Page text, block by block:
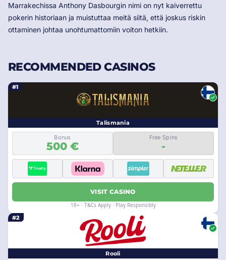
Marrakechissa Anthony Dasbourgin nimi on nyt kaiverrettu
pokerin historiaan ja muistuttaa meitä siitä, että joskus riskin
ottaminen johtaa unohtumattomiin voiton hetkiin.
RECOMMENDED CASINOS
#1
Talismania
Bonus
500 €
Free Spins
-
VISIT CASINO
18+ · T&Cs Apply · Play Responsibly
#2
Rooli